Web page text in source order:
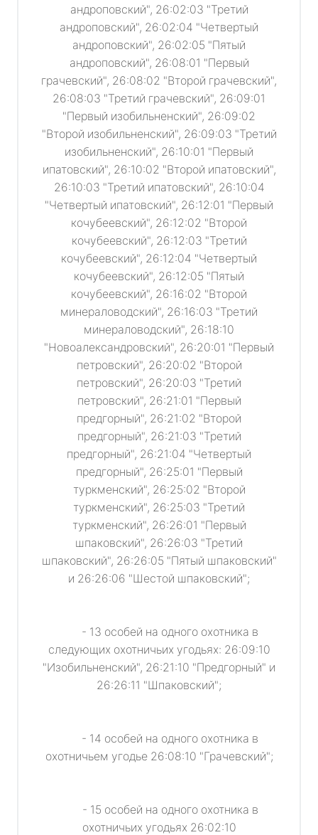
андроповский", 26:02:03 "Третий
андроповский", 26:02:04 "Четвертый
андроповский", 26:02:05 "Пятый
андроповский", 26:08:01 "Первый
грачевский", 26:08:02 "Второй грачевский",
26:08:03 "Третий грачевский", 26:09:01
"Первый изобильненский", 26:09:02
"Второй изобильненский", 26:09:03 "Третий
изобильненский", 26:10:01 "Первый
ипатовский", 26:10:02 "Второй ипатовский",
26:10:03 "Третий ипатовский", 26:10:04
"Четвертый ипатовский", 26:12:01 "Первый
кочубеевский", 26:12:02 "Второй
кочубеевский", 26:12:03 "Третий
кочубеевский", 26:12:04 "Четвертый
кочубеевский", 26:12:05 "Пятый
кочубеевский", 26:16:02 "Второй
минераловодский", 26:16:03 "Третий
минераловодский", 26:18:10
"Новоалександровский", 26:20:01 "Первый
петровский", 26:20:02 "Второй
петровский", 26:20:03 "Третий
петровский", 26:21:01 "Первый
предгорный", 26:21:02 "Второй
предгорный", 26:21:03 "Третий
предгорный", 26:21:04 "Четвертый
предгорный", 26:25:01 "Первый
туркменский", 26:25:02 "Второй
туркменский", 26:25:03 "Третий
туркменский", 26:26:01 "Первый
шпаковский", 26:26:03 "Третий
шпаковский", 26:26:05 "Пятый шпаковский"
и 26:26:06 "Шестой шпаковский";
- 13 особей на одного охотника в
следующих охотничьих угодьях: 26:09:10
"Изобильненский", 26:21:10 "Предгорный" и
26:26:11 "Шпаковский";
- 14 особей на одного охотника в
охотничьем угодье 26:08:10 "Грачевский";
- 15 особей на одного охотника в
охотничьих угодьях 26:02:10